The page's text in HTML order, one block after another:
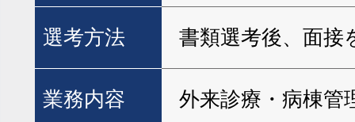
選考方法 書類選考後、面接
業務内容 外来診療・病棟管